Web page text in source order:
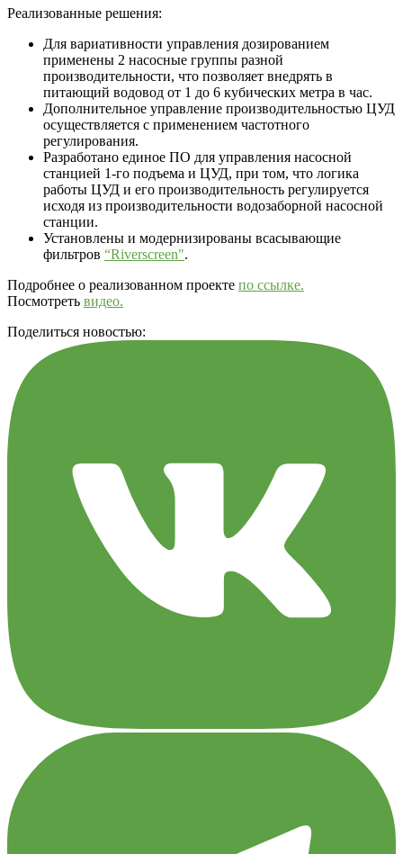
Реализованные решения:
Для вариативности управления дозированием
применены 2 насосные группы разной
производительности, что позволяет внедрять в
питающий водовод от 1 до 6 кубических метра в час.
Дополнительное управление производительностью ЦУД
осуществляется с применением частотного
регулирования.
Разработано единое ПО для управления насосной
станцией 1-го подъема и ЦУД, при том, что логика
работы ЦУД и его производительность регулируется
исходя из производительности водозаборной насосной
станции.
Установлены и модернизированы всасывающие
фильтров “Riverscreen".
Подробнее о реализованном проекте по ссылке.
Посмотреть видео.
Поделиться новостью: